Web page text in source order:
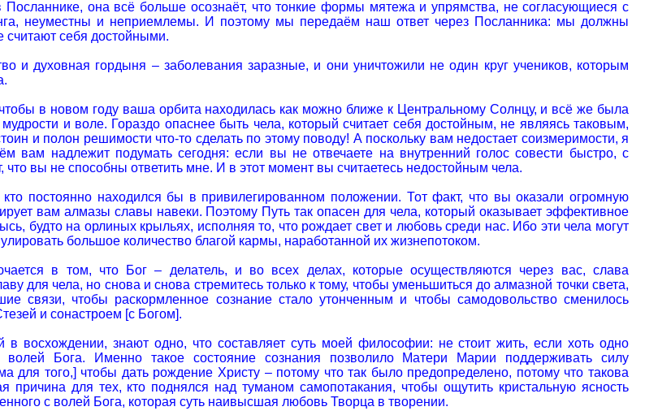
Посланнике, она всё больше осознаёт, что тонкие формы мятежа и упрямства, не согласующиеся с
неуместны и неприемлемы. И поэтому мы передаём наш ответ через Посланника: мы должны
считают себя достойными.
и духовная гордыня – заболевания заразные, и они уничтожили не один круг учеников, которым
в новом году ваша орбита находилась как можно ближе к Центральному Солнцу, и всё же была
и воле. Гораздо опаснее быть чела, который считает себя достойным, не являясь таковым,
и полон решимости что-то сделать по этому поводу! А поскольку вам недостает соизмеримости, я
вам надлежит подумать сегодня: если вы не отвечаете на внутренний голос совести быстро, с
что вы не способны ответить мне. И в этот момент вы считаетесь недостойным чела.
постоянно находился бы в привилегированном положении. Тот факт, что вы оказали огромную
вам алмазы славы навеки. Поэтому Путь так опасен для чела, который оказывает эффективное
будто на орлиных крыльях, исполняя то, что рождает свет и любовь среди нас. Ибо эти чела могут
большое количество благой кармы, наработанной их жизнепотоком.
в том, что Бог – делатель, и во всех делах, которые осуществляются через вас, слава
для чела, но снова и снова стремитесь только к тому, чтобы уменьшиться до алмазной точки света,
связи, чтобы раскормленное сознание стало утонченным и чтобы самодовольство сменилось
и сонастроем [с Богом].
в восхождении, знают одно, что составляет суть моей философии: не стоит жить, если хоть одно
Бога. Именно такое состояние сознания позволило Матери Марии поддерживать силу
для того,] чтобы дать рождение Христу – потому что так было предопределено, потому что такова
причина для тех, кто поднялся над туманом самопотакания, чтобы ощутить кристальную ясность
с волей Бога, которая суть наивысшая любовь Творца в творении.